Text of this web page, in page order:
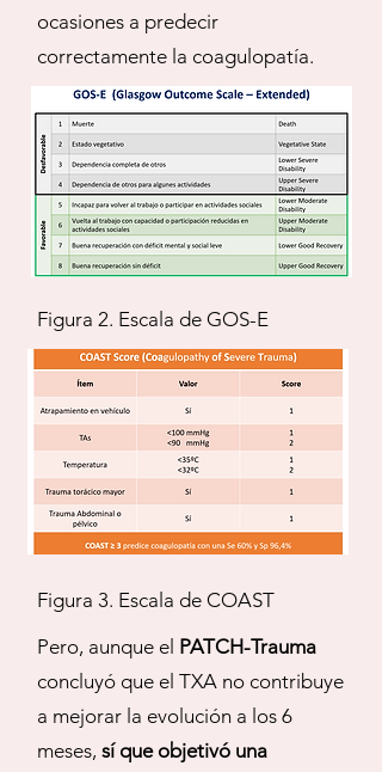
ocasiones a predecir
correctamente la coagulopatía.
Figura 2. Escala de GOS-E
Figura 3. Escala de COAST
Pero, aunque el PATCH-Trauma
concluyó que el TXA no contribuye
a mejorar la evolución a los 6
meses, sí que objetivó una